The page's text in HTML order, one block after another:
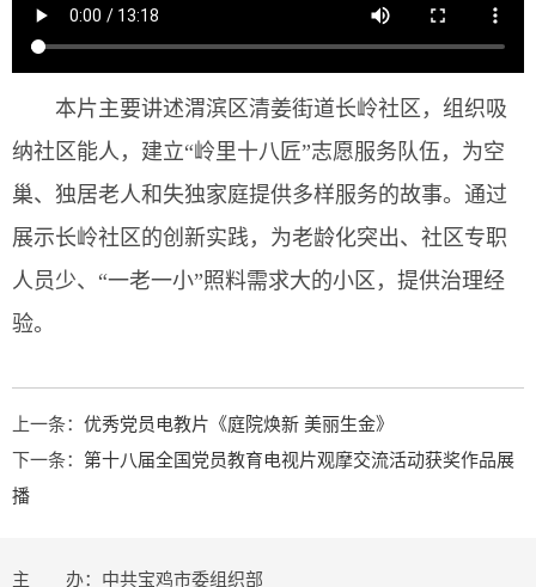
本片主要讲述渭滨区清姜街道长岭社区，组织吸
纳社区能人，建立“岭里十八匠”志愿服务队伍，为空
巢、独居老人和失独家庭提供多样服务的故事。通过
展示长岭社区的创新实践，为老龄化突出、社区专职
人员少、“一老一小”照料需求大的小区，提供治理经
验。
上一条： 优秀党员电教片《庭院焕新 美丽生金》
下一条： 第十八届全国党员教育电视片观摩交流活动获奖作品展
播
主 办：中共宝鸡市委组织部